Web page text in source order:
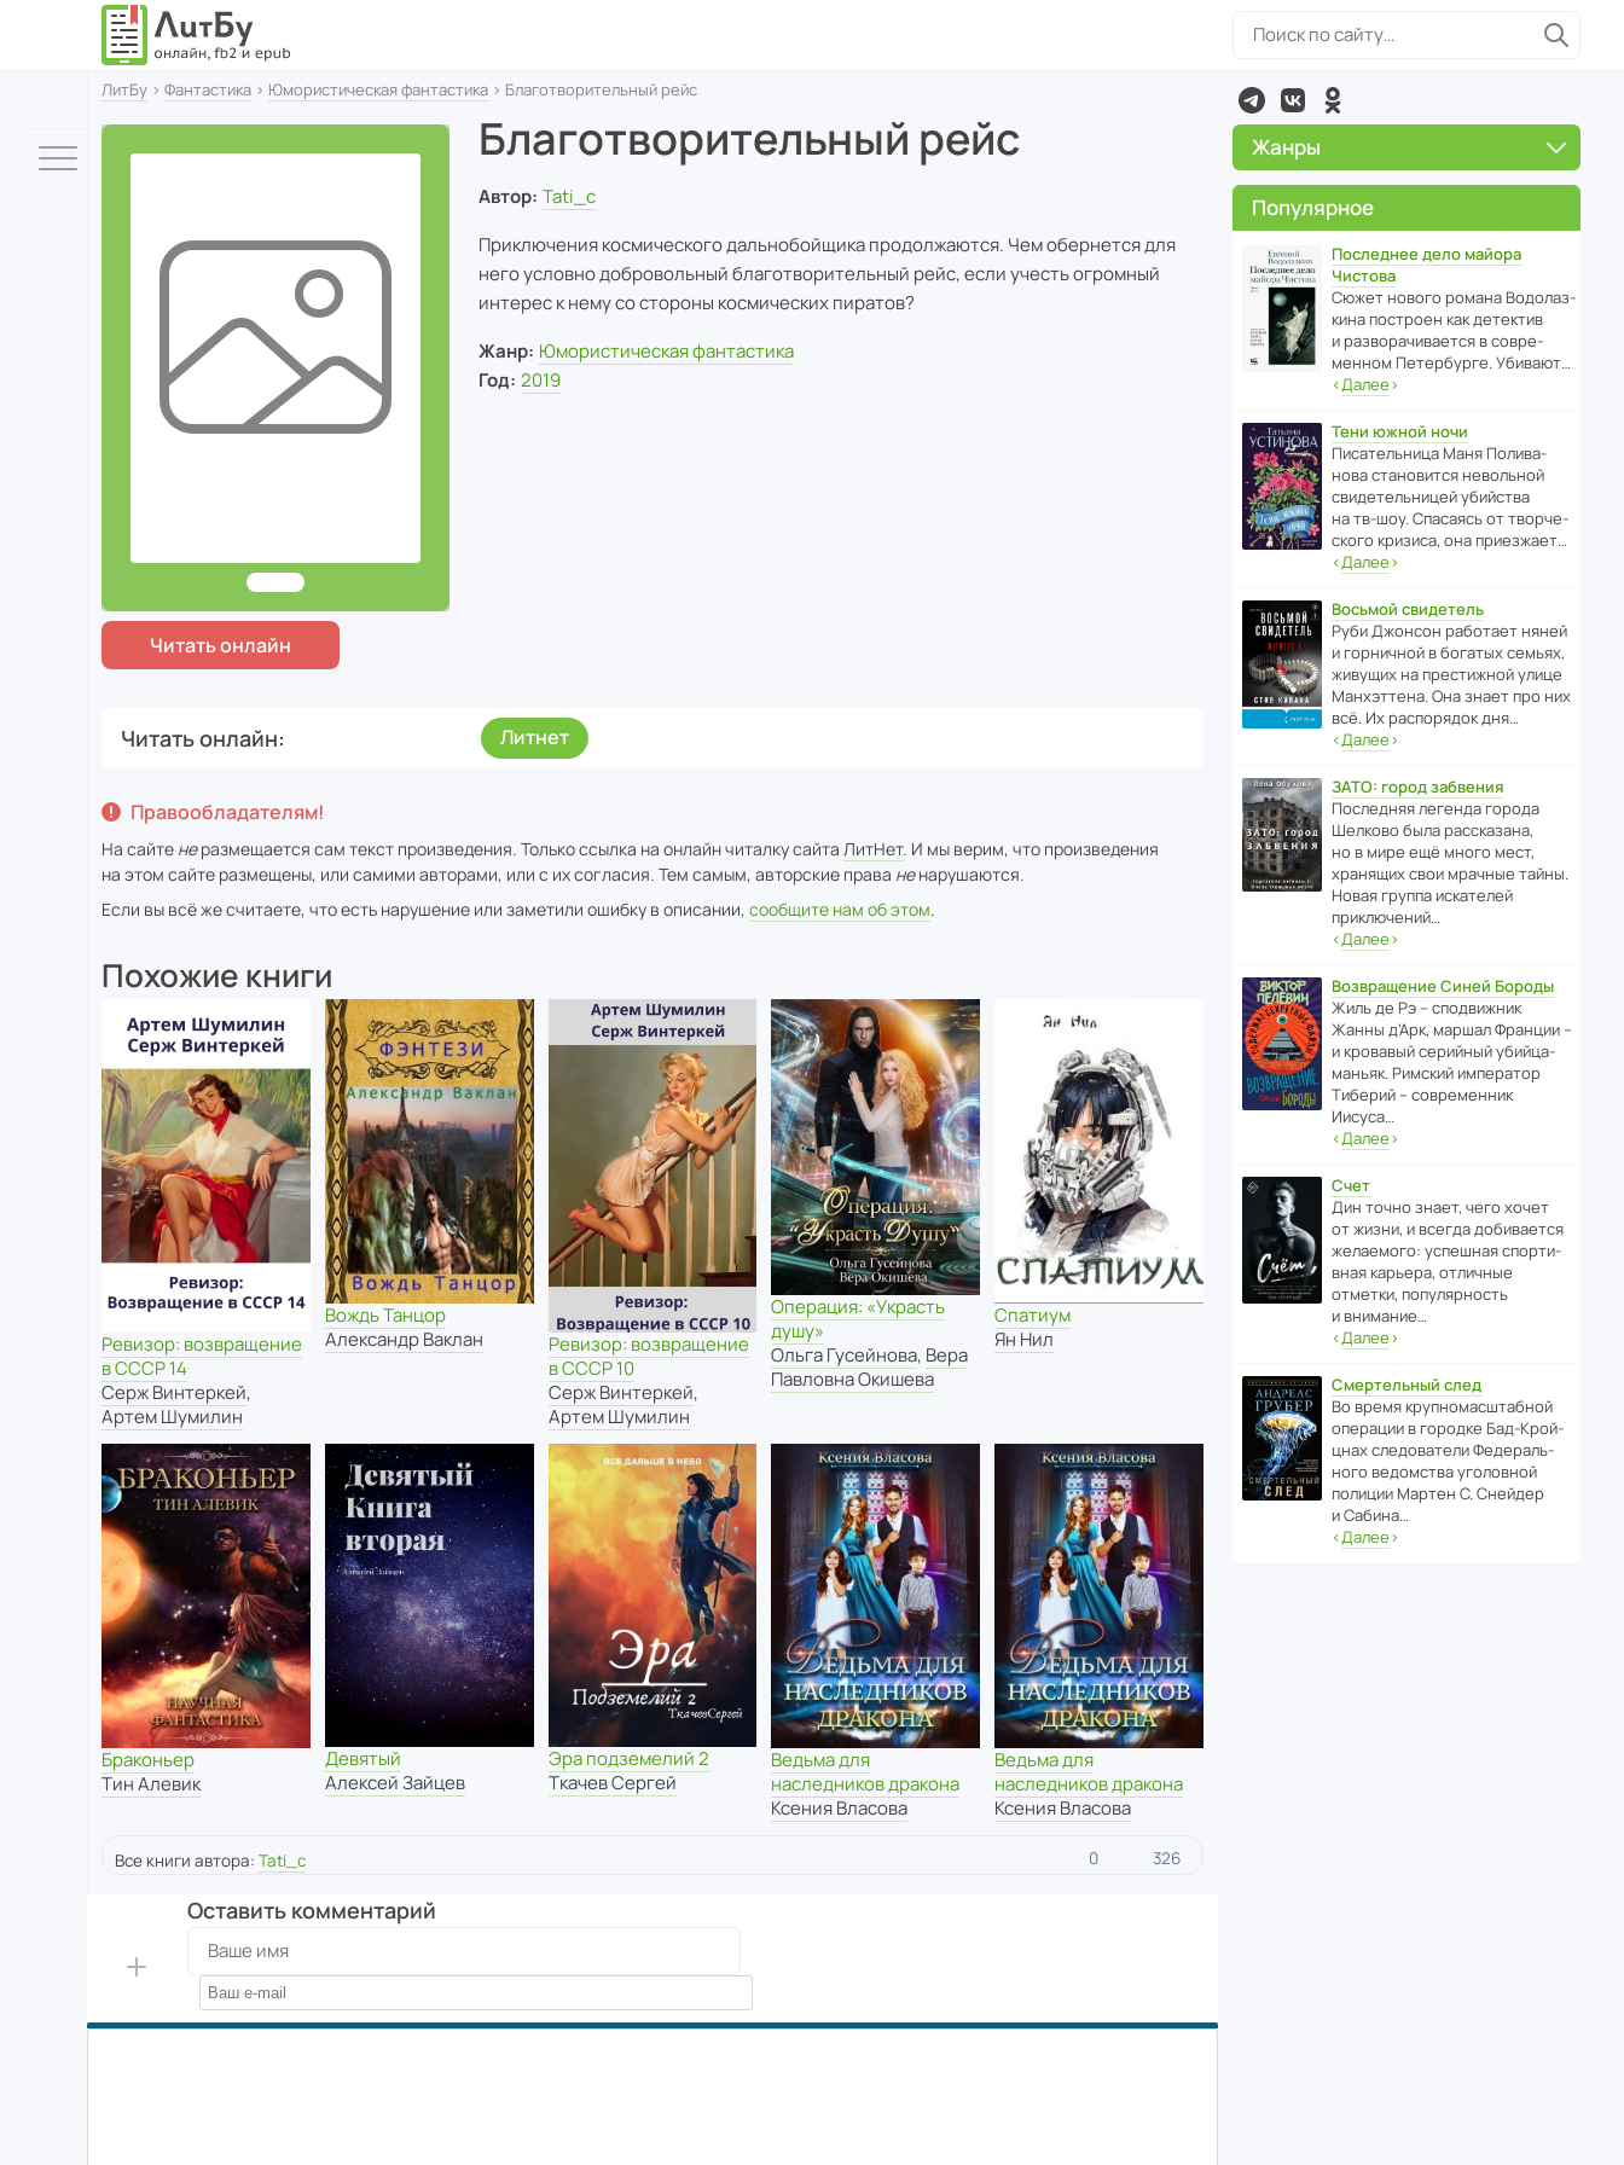
ЛитБу › Фантастика › Юмористическая фантастика › Благотворительный рейс
Благотворительный рейс
Автор: Tati_c
Приключения космического дальнобойщика продолжаются. Чем обернется для
него условно добровольный благотворительный рейс, если учесть огромный
интерес к нему со стороны космических пиратов?
Жанр: Юмористическая фантастика
Год: 2019
Читать онлайн Литнет
Правообладателям!
На сайте неразмещается сам текст произведения. Только ссылка на онлайн читалку сайта ЛитНет. И мы верим, что произведения
на этом сайте размещены, или самими авторами, или с их согласия. Тем самым, авторские права ненарушаются.
Если вы всё же считаете, что есть нарушение или заметили ошибку в описании, сообщите нам об этом.
Похожие книги
Ревизор: возвращение
в СССР 14
Серж Винтеркей,
Артем Шумилин
Вождь Танцор
Александр Ваклан
Ревизор: возвращение
в СССР 10
Серж Винтеркей,
Артем Шумилин
Операция: «Украсть
душу»
Ольга Гусейнова, Вера
Павловна Окишева
Спатиум
Ян Нил
Браконьер
Тин Алевик
Девятый
Алексей Зайцев
Эра подземелий 2
Ткачев Сергей
Ведьма для
наследников дракона
Ксения Власова
Ведьма для
наследников дракона
Ксения Власова
Все книги автора: Tati_c 0 326
Оставить комментарий
Жанры
Популярное
Последнее дело майора
Чистова
Сюжет нового романа Водо­ла­з­
кина пост­роен как дете­ктив
и разво­ра­чи­ва­ется в совре­
менном Пете­р­бурге. Убивают…
‹Далее›
Тени южной ночи
Писа­тель­ница Маня Поли­ва­
нова стано­вится невольной
свиде­тель­ницей убийства
на тв-шоу. Спасаясь от твор­че­
с­кого кризиса, она приезжает…
‹Далее›
Восьмой свидетель
Руби Джонсон рабо­тает няней
и горни­чной в богатых семьях,
живущих на прес­ти­жной улице
Манх­эт­тена. Она знает про них
всё. Их распо­рядок дня…
‹Далее›
ЗАТО: город забвения
После­дняя легенда города
Шелково была расска­зана,
но в мире ещё много мест,
хранящих свои мрачные тайны.
Новая группа иска­телей
приключений…
‹Далее›
Возвращение Синей Бороды
Жиль де Рэ – спод­ви­жник
Жанны д’Арк, маршал Франции –
и кровавый серийный убийца-
маньяк. Римский импе­ратор
Тиберий – совре­менник
Иисуса…
‹Далее›
Счет
Дин точно знает, чего хочет
от жизни, и всегда доби­ва­ется
жела­е­мого: успе­шная спор­ти­
вная карьера, отли­чные
отметки, попу­ля­р­ность
и внимание…
‹Далее›
Смертельный след
Во время круп­но­мас­ш­та­бной
операции в городке Бад‑Крой­
цнах следо­ва­тели Феде­раль­
ного ведомства уголо­вной
полиции Мартен С. Снейдер
и Сабина…
‹Далее›